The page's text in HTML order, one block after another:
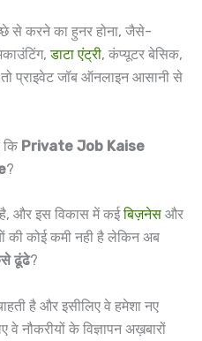
से करने का हुनर होना, जैसे-
डाटा एंट्री, कंप्यूटर बेसिक,
प्राइवेट जॉब ऑनलाइन आसानी से
कि Private Job Kaise
?
है, और इस विकास में कईबिज़नेस और
की कोई कमी नही है लेकिन अब
ढूंढे?
है और इसीलिए वे हमेशा नए
नौकरीयों के विज्ञापन अख़बारों